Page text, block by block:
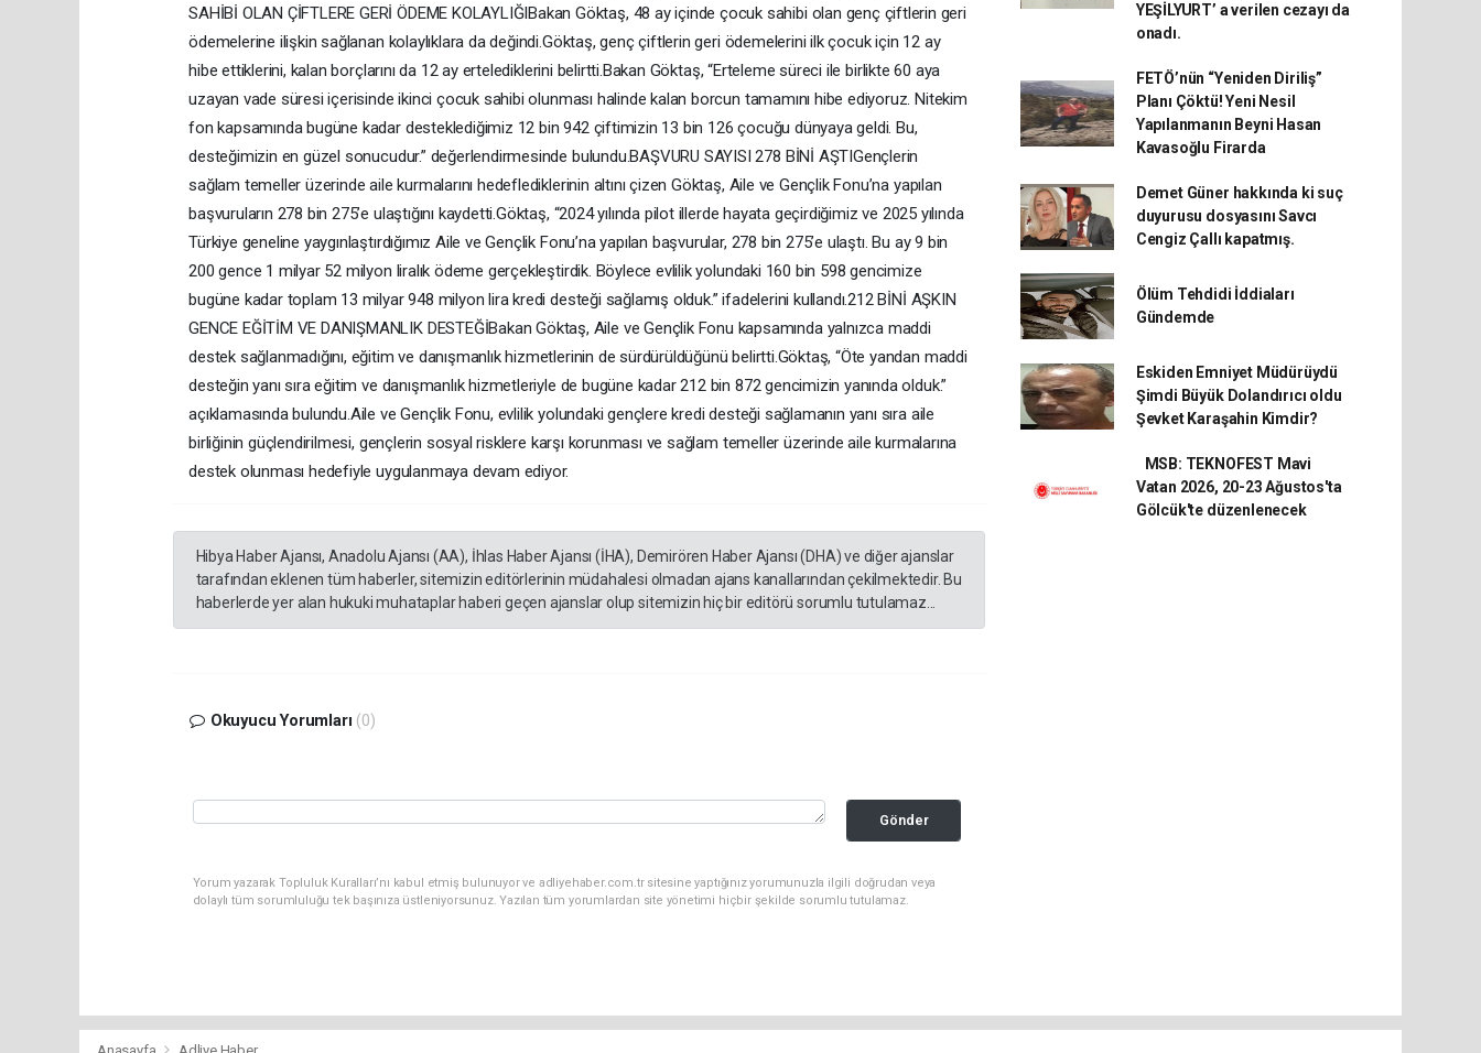
SAHİBİ OLAN ÇİFTLERE GERİ ÖDEME KOLAYLIĞIBakan Göktaş, 48 ay içinde çocuk sahibi olan genç çiftlerin geri
ödemelerine ilişkin sağlanan kolaylıklara da değindi.Göktaş, genç çiftlerin geri ödemelerini ilk çocuk için 12 ay
hibe ettiklerini, kalan borçlarını da 12 ay ertelediklerini belirtti.Bakan Göktaş, “Erteleme süreci ile birlikte 60 aya
uzayan vade süresi içerisinde ikinci çocuk sahibi olunması halinde kalan borcun tamamını hibe ediyoruz. Nitekim
fon kapsamında bugüne kadar desteklediğimiz 12 bin 942 çiftimizin 13 bin 126 çocuğu dünyaya geldi. Bu,
desteğimizin en güzel sonucudur.” değerlendirmesinde bulundu.BAŞVURU SAYISI 278 BİNİ AŞTIGençlerin
sağlam temeller üzerinde aile kurmalarını hedeflediklerinin altını çizen Göktaş, Aile ve Gençlik Fonu’na yapılan
başvuruların 278 bin 275’e ulaştığını kaydetti.Göktaş, “2024 yılında pilot illerde hayata geçirdiğimiz ve 2025 yılında
Türkiye geneline yaygınlaştırdığımız Aile ve Gençlik Fonu’na yapılan başvurular, 278 bin 275’e ulaştı. Bu ay 9 bin
200 gence 1 milyar 52 milyon liralık ödeme gerçekleştirdik. Böylece evlilik yolundaki 160 bin 598 gencimize
bugüne kadar toplam 13 milyar 948 milyon lira kredi desteği sağlamış olduk.” ifadelerini kullandı.212 BİNİ AŞKIN
GENCE EĞİTİM VE DANIŞMANLIK DESTEĞİBakan Göktaş, Aile ve Gençlik Fonu kapsamında yalnızca maddi
destek sağlanmadığını, eğitim ve danışmanlık hizmetlerinin de sürdürüldüğünü belirtti.Göktaş, “Öte yandan maddi
desteğin yanı sıra eğitim ve danışmanlık hizmetleriyle de bugüne kadar 212 bin 872 gencimizin yanında olduk.”
açıklamasında bulundu.Aile ve Gençlik Fonu, evlilik yolundaki gençlere kredi desteği sağlamanın yanı sıra aile
birliğinin güçlendirilmesi, gençlerin sosyal risklere karşı korunması ve sağlam temeller üzerinde aile kurmalarına
destek olunması hedefiyle uygulanmaya devam ediyor.
Hibya Haber Ajansı, Anadolu Ajansı (AA), İhlas Haber Ajansı (İHA), Demirören Haber Ajansı (DHA) ve diğer ajanslar
tarafından eklenen tüm haberler, sitemizin editörlerinin müdahalesi olmadan ajans kanallarından çekilmektedir. Bu
haberlerde yer alan hukuki muhataplar haberi geçen ajanslar olup sitemizin hiç bir editörü sorumlu tutulamaz...
Okuyucu Yorumları (0)
Gönder
Yorum yazarak Topluluk Kuralları’nı kabul etmiş bulunuyor ve adliyehaber.com.tr sitesine yaptığınız yorumunuzla ilgili doğrudan veya
dolaylı tüm sorumluluğu tek başınıza üstleniyorsunuz. Yazılan tüm yorumlardan site yönetimi hiçbir şekilde sorumlu tutulamaz.
YEŞİLYURT’ a verilen cezayı da
onadı.
FETÖ’nün “Yeniden Diriliş”
Planı Çöktü! Yeni Nesil
Yapılanmanın Beyni Hasan
Kavasoğlu Firarda
Demet Güner hakkında ki suç
duyurusu dosyasını Savcı
Cengiz Çallı kapatmış.
Ölüm Tehdidi İddiaları
Gündemde
Eskiden Emniyet Müdürüydü
Şimdi Büyük Dolandırıcı oldu
Şevket Karaşahin Kimdir?
MSB: TEKNOFEST Mavi
Vatan 2026, 20-23 Ağustos'ta
Gölcük'te düzenlenecek